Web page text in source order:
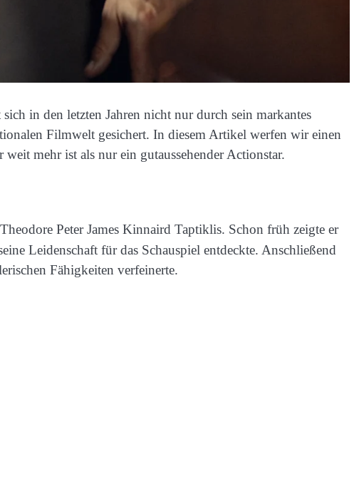
in den letzten Jahren nicht nur durch sein markantes
Filmwelt gesichert. In diesem Artikel werfen wir einen
weit mehr ist als nur ein gutaussehender Actionstar.
Peter James Kinnaird Taptiklis. Schon früh zeigte er
Leidenschaft für das Schauspiel entdeckte. Anschließend
Fähigkeiten verfeinerte.